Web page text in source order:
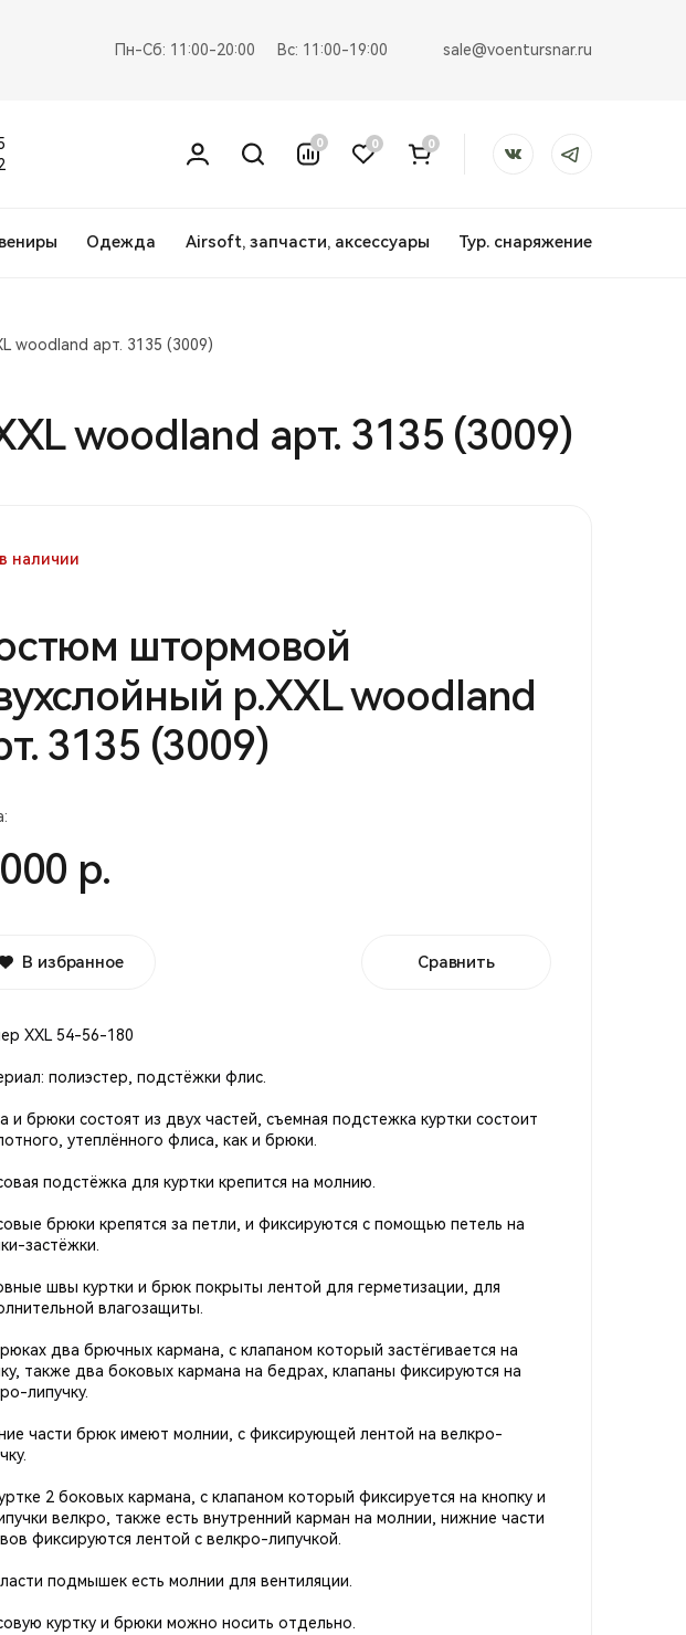
Пн-Сб: 11:00-20:00 Вс: 11:00-19:00 sale@voentursnar.ru
0 0 0
Одежда Airsoft, запчасти, аксессуары Тур. снаряжение
woodland арт. 3135 (3009)
woodland арт. 3135 (3009)
наличии
штормовой
р.XXL woodland
3135 (3009)
р.
В избранное Сравнить
XXL 54-56-180
полиэстер, подстёжки флис.
и брюки состоят из двух частей, съемная подстежка куртки состоит
утеплённого флиса, как и брюки.
подстёжка для куртки крепится на молнию.
брюки крепятся за петли, и фиксируются с помощью петель на
застёжки.
швы куртки и брюк покрыты лентой для герметизации, для
влагозащиты.
два брючных кармана, с клапаном который застёгивается на
также два боковых кармана на бедрах, клапаны фиксируются на
липучку.
части брюк имеют молнии, с фиксирующей лентой на велкро-
2 боковых кармана, с клапаном который фиксируется на кнопку и
велкро, также есть внутренний карман на молнии, нижние части
фиксируются лентой с велкро-липучкой.
подмышек есть молнии для вентиляции.
куртку и брюки можно носить отдельно.